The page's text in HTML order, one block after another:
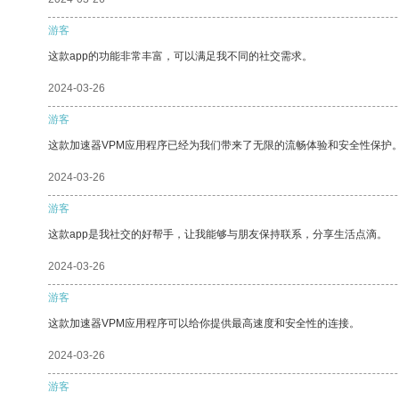
游客
这款app的功能非常丰富，可以满足我不同的社交需求。
2024-03-26
游客
这款加速器VPM应用程序已经为我们带来了无限的流畅体验和安全性保护
2024-03-26
游客
这款app是我社交的好帮手，让我能够与朋友保持联系，分享生活点滴。
2024-03-26
游客
这款加速器VPM应用程序可以给你提供最高速度和安全性的连接。
2024-03-26
游客